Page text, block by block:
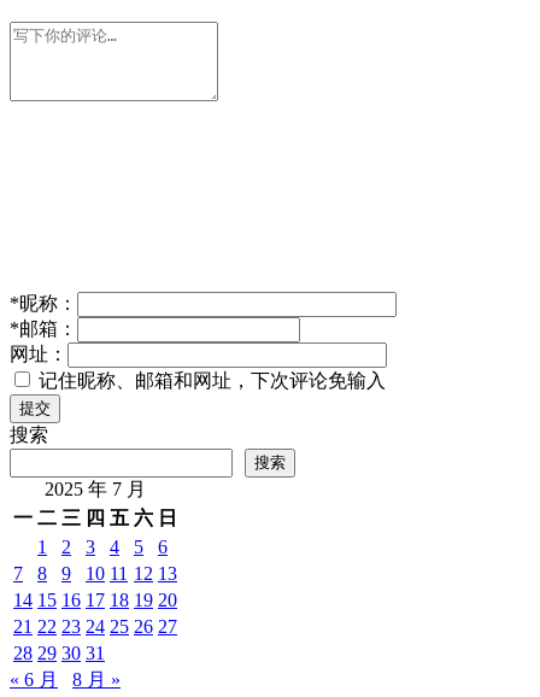
*昵称：
*邮箱：
网址：
记住昵称、邮箱和网址，下次评论免输入
提交
搜索
搜索
2025 年 7 月
一 二 三 四 五 六 日
1
2 3 4 5
6
7
8 9 10 11 12 13
14 15 16 17 18 19 20
21 22 23 24 25 26 27
28 29 30 31
« 6 月
8 月 »